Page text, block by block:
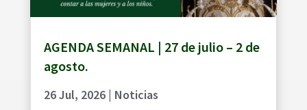
AGENDA SEMANAL | 27 de julio – 2 de
agosto.
26 Jul, 2026| Noticias